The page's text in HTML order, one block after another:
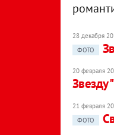
28 декабря
ФОТО
20 февраля
Звезду
21 февраля
ФОТО